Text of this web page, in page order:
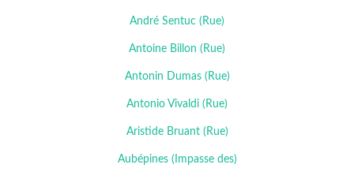
André Sentuc (Rue)
Antoine Billon (Rue)
Antonin Dumas (Rue)
Antonio Vivaldi (Rue)
Aristide Bruant (Rue)
Aubépines (Impasse des)